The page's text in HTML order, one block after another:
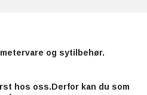
og sytilbehør.
hos oss.Derfor kan du som